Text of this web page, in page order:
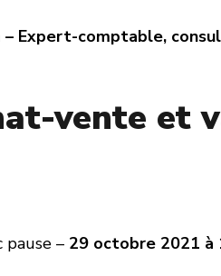
Expert-comptable,
vente et
pause – 29 octobre 2021 à